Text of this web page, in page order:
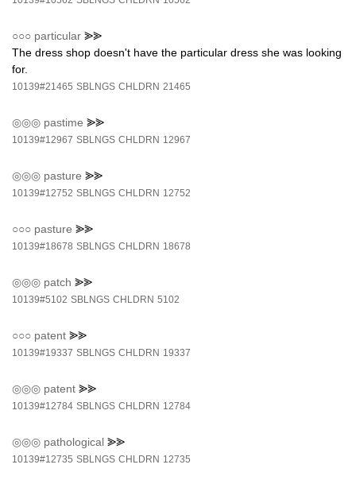
○○○ particular ⪢⪢
The dress shop doesn't have the particular dress she was looking
for.
10139#21465 SBLNGS CHLDRN 21465
◎◎◎ pastime ⪢⪢
10139#12967 SBLNGS CHLDRN 12967
◎◎◎ pasture ⪢⪢
10139#12752 SBLNGS CHLDRN 12752
○○○ pasture ⪢⪢
10139#18678 SBLNGS CHLDRN 18678
◎◎◎ patch ⪢⪢
10139#5102 SBLNGS CHLDRN 5102
○○○ patent ⪢⪢
10139#19337 SBLNGS CHLDRN 19337
◎◎◎ patent ⪢⪢
10139#12784 SBLNGS CHLDRN 12784
◎◎◎ pathological ⪢⪢
10139#12735 SBLNGS CHLDRN 12735